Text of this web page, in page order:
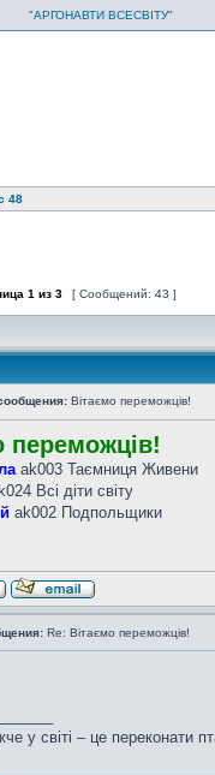
"АРГОНАВТИ ВСЕСВІТУ"
48
1 из 3 [ Сообщений: 43 ]
Вітаємо переможців!
переможців!
ak003 Таємниця Живени
Всі діти світу
ak002 Подпольщики
Re: Вітаємо переможців!
у світі – це переконати